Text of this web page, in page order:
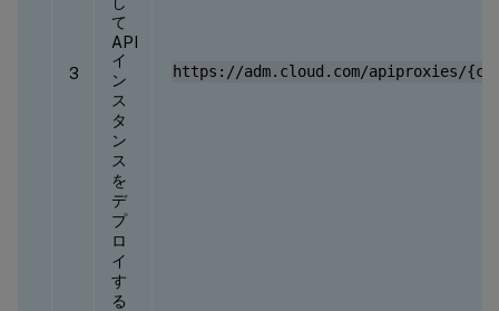
3
て
API
イ
ン
ス
タ
ン
ス
を
デ
プ
ロ
イ
す
る
https://adm.cloud.com/apiproxies/